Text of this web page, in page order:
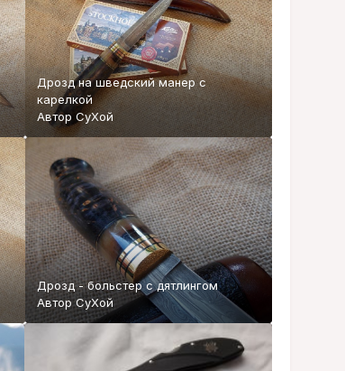
Дрозд на шведский манер с
карелкой
Автор СуХой
Дрозд - больстер с дятлингом
АвторСуХой